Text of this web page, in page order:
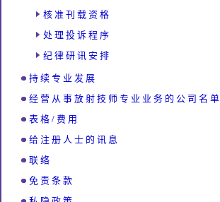
核 准 刊 载 资 格
处 理 投 诉 程 序
纪 律 研 讯 安 排
持 续 专 业 发 展
经 营 从 事 放 射 技 师 专 业 业 务 的 公 司 名 单
表 格 / 费 用
给 注 册 人 士 的 讯 息
联 络
免 责 条 款